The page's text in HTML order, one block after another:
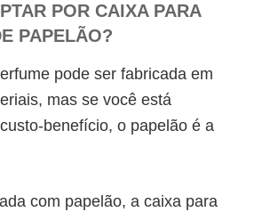
POR CAIXA PARA
PAPELÃO?
pode ser fabricada em
mas se você está
benefício, o papelão é a
com papelão, a caixa para